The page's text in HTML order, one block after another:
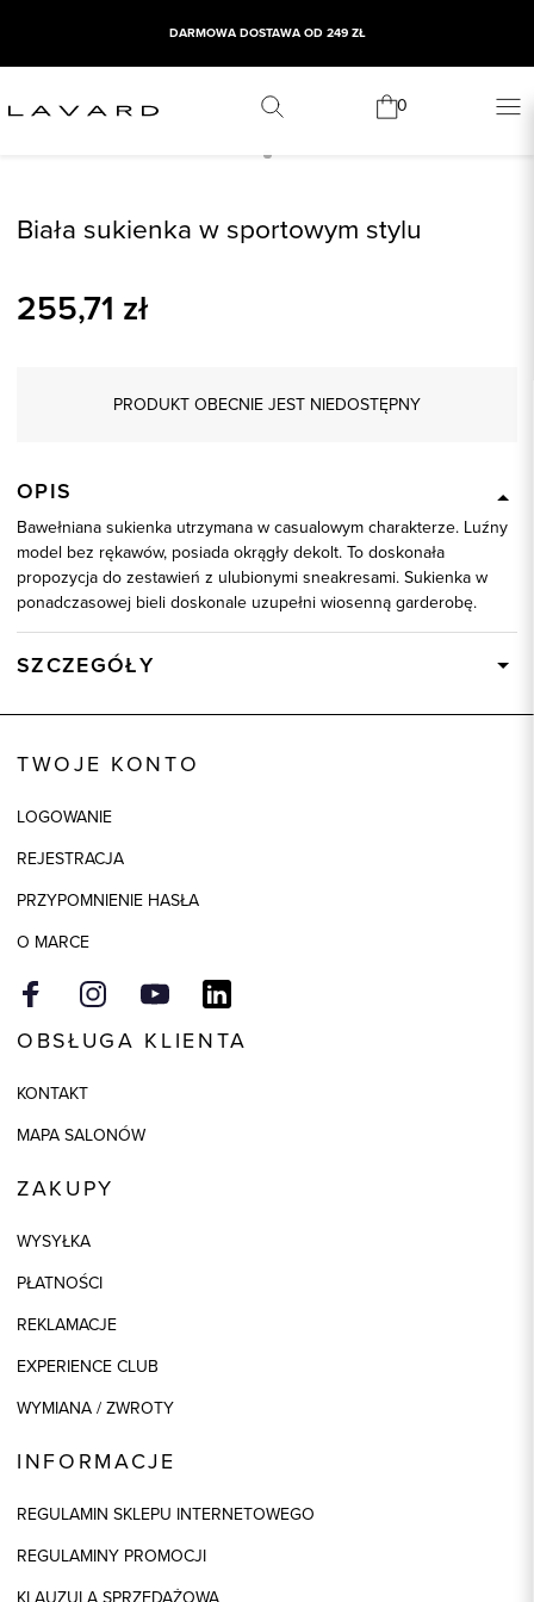
DARMOWA DOSTAWA OD 249 ZŁ
0
Biała sukienka w sportowym stylu
255,71 zł
PRODUKT OBECNIE JEST NIEDOSTĘPNY
OPIS
Bawełniana sukienka utrzymana w casualowym charakterze. Luźny
model bez rękawów, posiada okrągły dekolt. To doskonała
propozycja do zestawień z ulubionymi sneakresami. Sukienka w
ponadczasowej bieli doskonale uzupełni wiosenną garderobę.
SZCZEGÓŁY
Skład tkaniny
TWOJE KONTO
LOGOWANIE
REJESTRACJA
PRZYPOMNIENIE HASŁA
O MARCE
OBSŁUGA KLIENTA
KONTAKT
MAPA SALONÓW
ZAKUPY
WYSYŁKA
PŁATNOŚCI
REKLAMACJE
EXPERIENCE CLUB
WYMIANA / ZWROTY
INFORMACJE
REGULAMIN SKLEPU INTERNETOWEGO
REGULAMINY PROMOCJI